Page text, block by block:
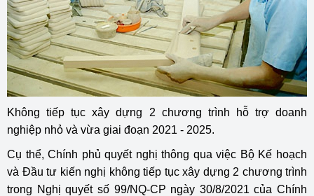
Không tiếp tục xây dựng 2 chương trình hỗ trợ doanh
nghiệp nhỏ và vừa giai đoạn 2021 - 2025.
Cụ thể, Chính phủ quyết nghị thông qua việc Bộ Kế hoạch
và Đầu tư kiến nghị không tiếp tục xây dựng 2 chương trình
trong Nghị quyết số 99/NQ-CP ngày 30/8/2021 của Chính